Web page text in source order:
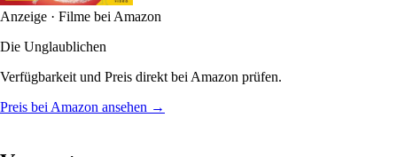
Anzeige · Filme bei Amazon
Die Unglaublichen
Verfügbarkeit und Preis direkt bei Amazon prüfen.
Preis bei Amazon ansehen →